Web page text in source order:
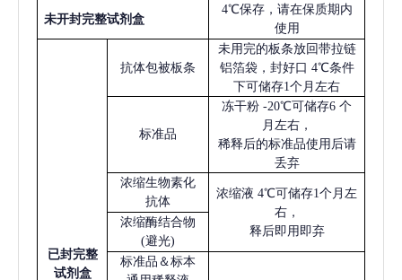
未开封完整试剂盒
4℃保存，请在保质期内
使用
已封完整
试剂盒
抗体包被板条
未用完的板条放回带拉链
铝箔袋，封好口 4℃条件
下可储存1个月左右
标准品
冻干粉 -20℃可储存6 个
月左右，
稀释后的标准品使用后请
丢弃
浓缩生物素化
抗体
浓缩液 4℃可储存1个月左
右，
释后即用即弃
浓缩酶结合物
(避光)
标准品＆标本